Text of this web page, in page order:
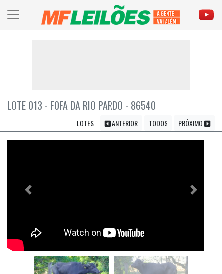
LOTE 013 - FOFA DA RIO PARDO - 86540
LOTES ANTERIOR TODOS PRÓXIMO
Previous Próximo